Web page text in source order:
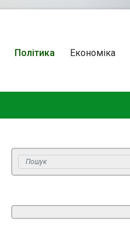
Політика Економіка